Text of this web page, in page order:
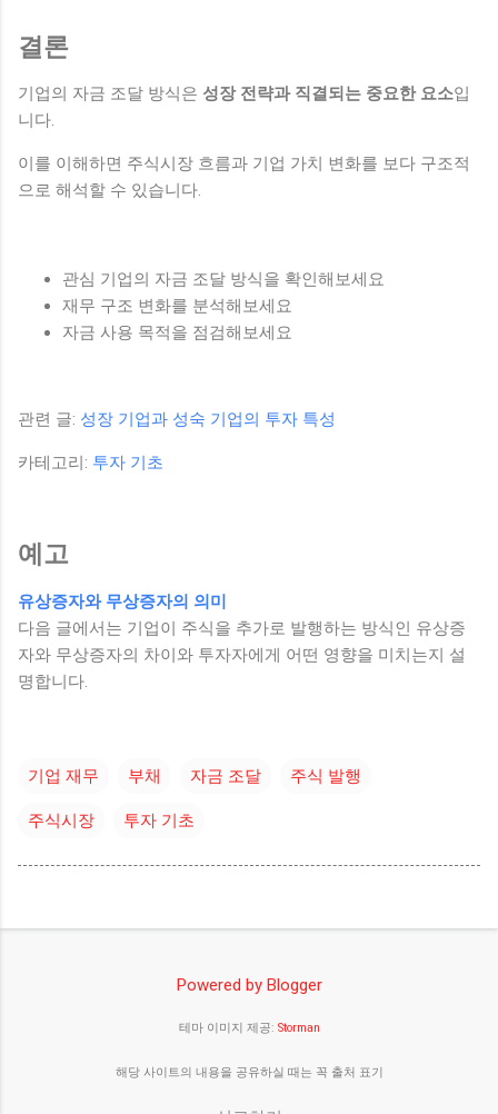
결론
기업의 자금 조달 방식은 성장 전략과 직결되는 중요한 요소입
니다.
이를 이해하면 주식시장 흐름과 기업 가치 변화를 보다 구조적
으로 해석할 수 있습니다.
관심 기업의 자금 조달 방식을 확인해보세요
재무 구조 변화를 분석해보세요
자금 사용 목적을 점검해보세요
관련 글: 성장 기업과 성숙 기업의 투자 특성
카테고리: 투자 기초
예고
유상증자와 무상증자의 의미
다음 글에서는 기업이 주식을 추가로 발행하는 방식인 유상증
자와 무상증자의 차이와 투자자에게 어떤 영향을 미치는지 설
명합니다.
기업 재무 부채 자금 조달 주식 발행
주식시장 투자 기초
Powered by Blogger
테마 이미지 제공: Storman
해당 사이트의 내용을 공유하실 때는 꼭 출처 표기